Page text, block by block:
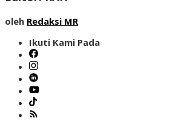
oleh Redaksi MR
Ikuti Kami Pada